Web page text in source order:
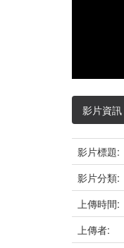
影片資訊
影片標題:
影片分類:
上傳時間:
上傳者: